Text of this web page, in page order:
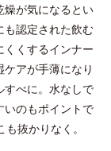
燥が気になるとい
も認定された飲む
くするインナー
アが手薄になり
すべに。水なしで
いのもポイントで
抜かりなく。